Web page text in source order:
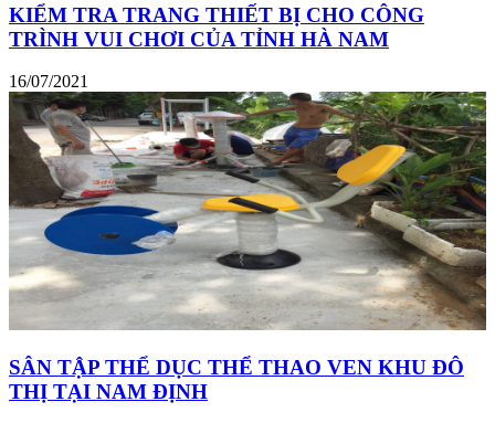
KIỂM TRA TRANG THIẾT BỊ CHO CÔNG
TRÌNH VUI CHƠI CỦA TỈNH HÀ NAM
16/07/2021
SÂN TẬP THỂ DỤC THỂ THAO VEN KHU ĐÔ
THỊ TẠI NAM ĐỊNH